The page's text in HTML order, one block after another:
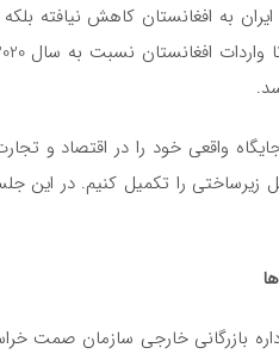
ایران به افغانستان کاهش نیافته
واقعی خود را در اقتصاد و
زیرساختی را تکمیل کنیم. در این
بازرگانی خارجی سازمان صمت